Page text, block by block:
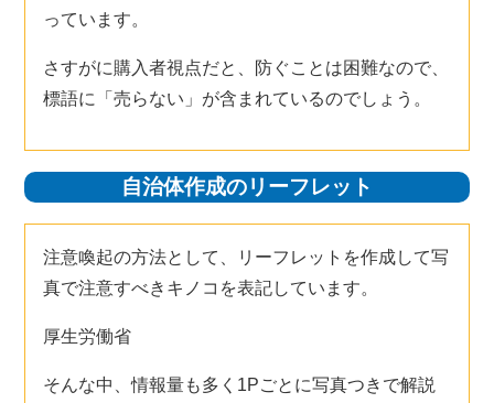
っています。
さすがに購入者視点だと、防ぐことは困難なので、
標語に「売らない」が含まれているのでしょう。
自治体作成のリーフレット
注意喚起の方法として、リーフレットを作成して写
真で注意すべきキノコを表記しています。
厚生労働省
そんな中、情報量も多く1Pごとに写真つきで解説